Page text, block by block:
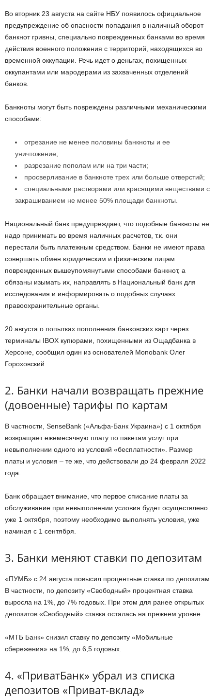
Во вторник 23 августа на сайте НБУ появилось официальное
предупреждение об опасности попадания в наличный оборот
банкнот гривны, специально поврежденных банками во время
действия военного положения с территорий, находящихся во
временной оккупации. Речь идет о деньгах, похищенных
оккупантами или мародерами из захваченных отделений
банков.
Банкноты могут быть повреждены различными механическими
способами:
отрезание не менее половины банкноты и ее
уничтожение;
разрезание пополам или на три части;
просверливание в банкноте трех или больше отверстий;
специальными растворами или красящими веществами с
закрашиванием не менее 50% площади банкноты.
Национальный банк предупреждает, что подобные банкноты не
надо принимать во время наличных расчетов, т.к. они
перестали быть платежным средством. Банки не имеют права
совершать обмен юридическим и физическим лицам
поврежденных вышеупомянутыми способами банкнот, а
обязаны изымать их, направлять в Национальный банк для
исследования и информировать о подобных случаях
правоохранительные органы.
20 августа о попытках пополнения банковских карт через
терминалы IBOX купюрами, похищенными из Ощадбанка в
Херсоне, сообщил один из основателей Monobank Олег
Гороховский.
2. Банки начали возвращать прежние
(довоенные) тарифы по картам
В частности, SenseBank («Альфа-Банк Украина») с 1 октября
возвращает ежемесячную плату по пакетам услуг при
невыполнении одного из условий «бесплатности». Размер
платы и условия – те же, что действовали до 24 февраля 2022
года.
Банк обращает внимание, что первое списание платы за
обслуживание при невыполнении условия будет осуществлено
уже 1 октября, поэтому необходимо выполнять условия, уже
начиная с 1 сентября.
3. Банки меняют ставки по депозитам
«ПУМБ» с 24 августа повысил процентные ставки по депозитам.
В частности, по депозиту «Свободный» процентная ставка
выросла на 1%, до 7% годовых. При этом для ранее открытых
депозитов «Свободный» ставка осталась на прежнем уровне.
«МТБ Банк» снизил ставку по депозиту «Мобильные
сбережения» на 1%, до 6,5 годовых.
4. «ПриватБанк» убрал из списка
депозитов «Приват-вклад»